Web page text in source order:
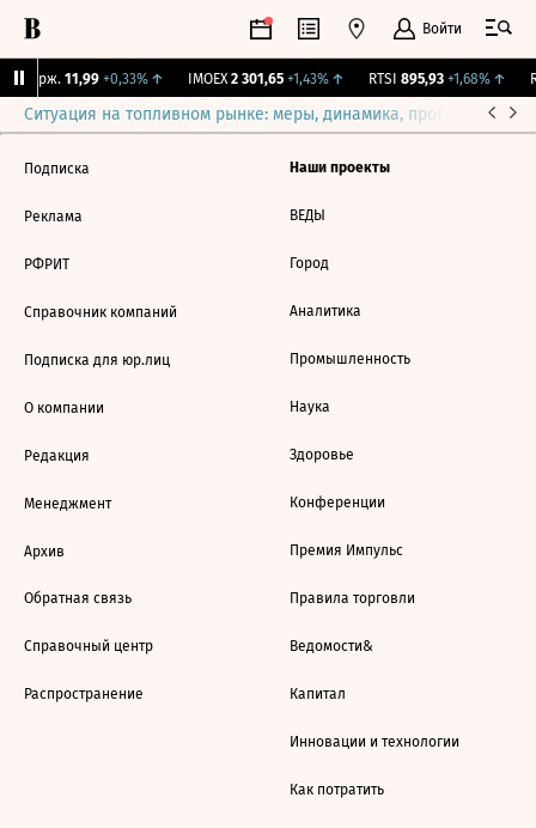
Войти
Бирж. 11,99 +0,33%↑ IMOEX 2 301,65 +1,43%↑ RTSI 895,93 +1,68%↑
Ситуация на топливном рынке: меры, динамика, прогнозы
Подписка
Реклама
РФРИТ
Справочник компаний
Подписка для юр.лиц
О компании
Редакция
Менеджмент
Архив
Обратная связь
Справочный центр
Распространение
Наши проекты
ВЕДЫ
Город
Аналитика
Промышленность
Наука
Здоровье
Конференции
Премия Импульс
Правила торговли
Ведомости&
Капитал
Инновации и технологии
Как потратить